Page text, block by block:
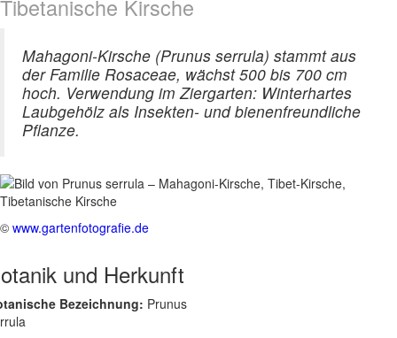
Tibetanische Kirsche
Mahagoni-Kirsche (Prunus serrula) stammt aus
der Familie Rosaceae, wächst 500 bis 700 cm
hoch. Verwendung im Ziergarten: Winterhartes
Laubgehölz als Insekten- und bienenfreundliche
Pflanze.
© www.gartenfotografie.de
und Herkunft
Bezeichnung: Prunus